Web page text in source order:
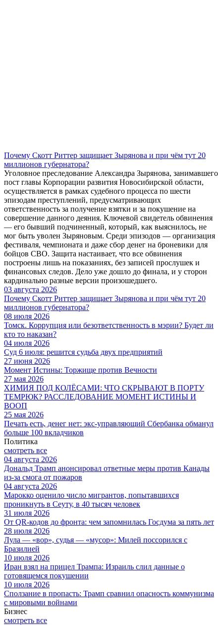
Почему Скотт Риттер защищает Зырянова и при чём тут 20
миллионов губернатора?
Уголовное преследование Александра Зырянова, занимавшего
пост главы Корпорации развития Новосибирской области,
осуществляется в рамках судебного процесса по шести
эпизодам преступлений, предусматривающих
ответственность за получение взятки и за покушение на
совершение данного деяния. Ключевой свидетель обвинения
— его бывший подчиненный, который, как выяснилось, не
мог быть уволен Зыряновым. Среди эпизодов — организация
фестиваля, чемпионата и даже сбор денег на броневики для
бойцов СВО. Защита настаивает, что все обвинения
построены лишь на показаниях, без записей прослушек и
финансовых следов. Дело уже дошло до финала, и у сторон
кардинально разные версии произошедшего.
03 августа 2026
Почему Скотт Риттер защищает Зырянова и при чём тут 20
миллионов губернатора?
08 июля 2026
Томск. Коррупция или безответственность в мэрии? Будет ли
кто то наказан?
04 июля 2026
Суд 6 июля: решится судьба двух предприятий
27 июня 2026
Момент Истины: Торжище против Вечности
27 мая 2026
ХИМИЯ ПОД КОЛЁСАМИ: ЧТО СКРЫВАЮТ В ПОРТУ
ТЕМРЮК? РАССЛЕДОВАНИЕ МОМЕНТ ИСТИНЫ И
ВООП
25 мая 2026
Печать есть, денег нет: экс‑управляющий Сбербанка обманул
больше 100 вкладчиков
Политика
смотреть все
04 августа 2026
Дональд Трамп анонсировал ответные меры против Канады
из-за смога от пожаров
04 августа 2026
Марокко оценило число мигрантов, попытавшихся
проникнуть в Сеуту, в 40 тысяч человек
31 июля 2026
От QR-кодов до фронта: чем запомнилась Госдума за пять лет
28 июля 2026
Лула — «вор», судья — «мусор»: Милей поссорился с
Бразилией
10 июля 2026
Иран взял на прицел Трампа: Израиль слил данные о
готовящемся покушении
10 июля 2026
Сползание в пропасть: Трамп сравнил опасность коммунизма
с мировыми войнами
Бизнес
смотреть все